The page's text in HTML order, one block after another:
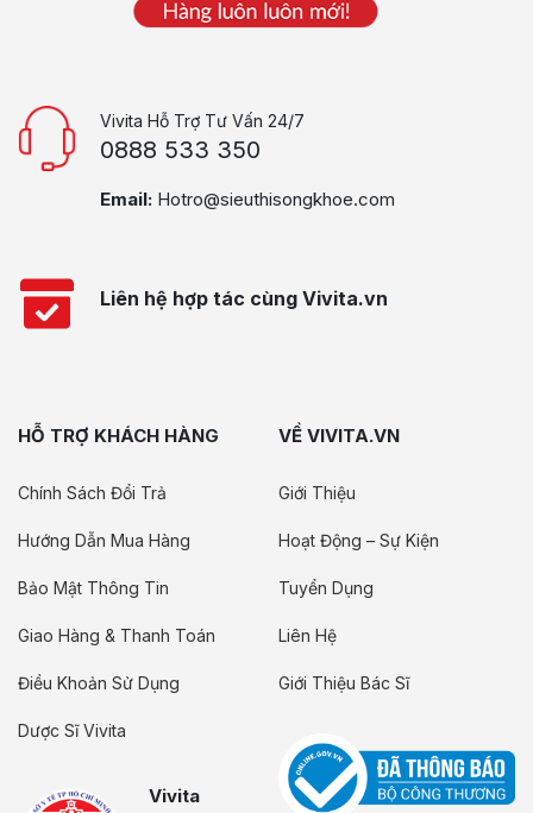
Vivita Hỗ Trợ Tư Vấn 24/7
0888 533 350
Email: Hotro@sieuthisongkhoe.com
Liên hệ hợp tác cùng Vivita.vn
HỖ TRỢ KHÁCH HÀNG
Chính Sách Đổi Trả
Hướng Dẫn Mua Hàng
Bảo Mật Thông Tin
Giao Hàng & Thanh Toán
Điều Khoản Sử Dụng
Dược Sĩ Vivita
Vivita
VỀ VIVITA.VN
Giới Thiệu
Hoạt Động – Sự Kiện
Tuyển Dụng
Liên Hệ
Giới Thiệu Bác Sĩ